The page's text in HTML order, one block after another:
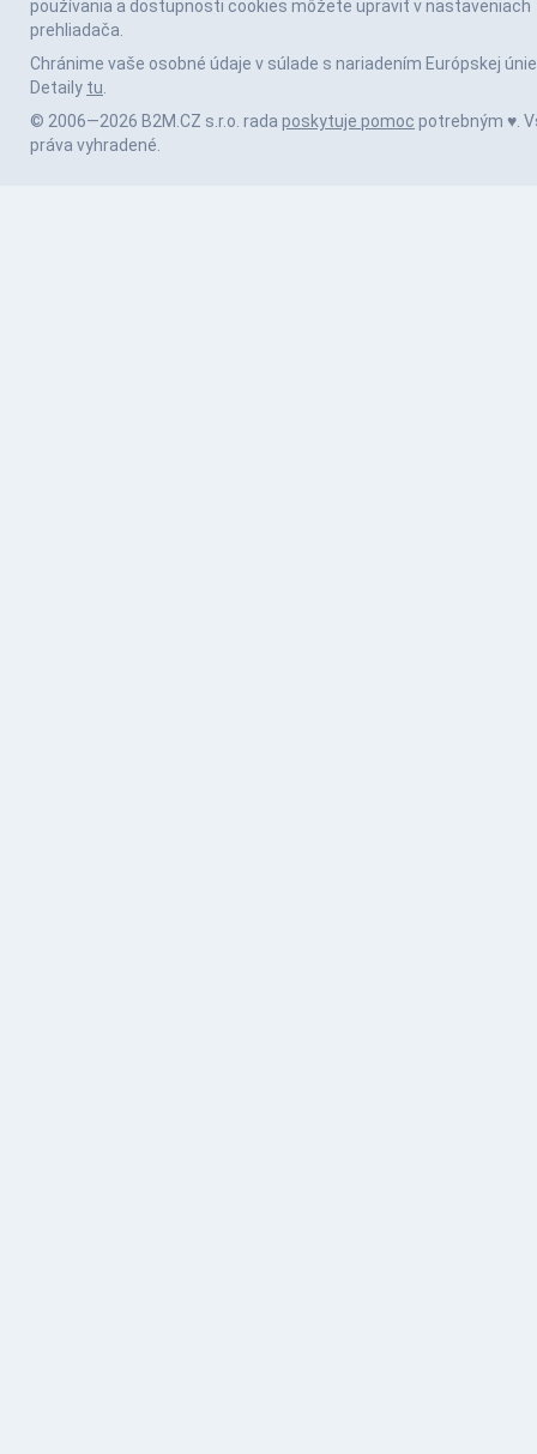
používania a dostupnosti cookies môžete upraviť v nastaveniach
prehliadača.
Chránime vaše osobné údaje v súlade s nariadením Európskej únie
Detaily tu.
© 2006—2026 B2M.CZ s.r.o. rada poskytuje pomoc potrebným ♥️.
práva vyhradené.